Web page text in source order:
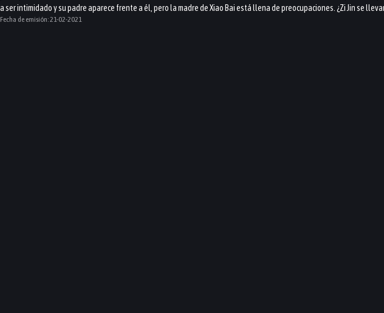
a ser intimidado y su padre aparece frente a él, pero la madre de Xiao Bai está llena de preocupaciones. ¿Zi Jin se
Fecha de emisión:21-02-2021